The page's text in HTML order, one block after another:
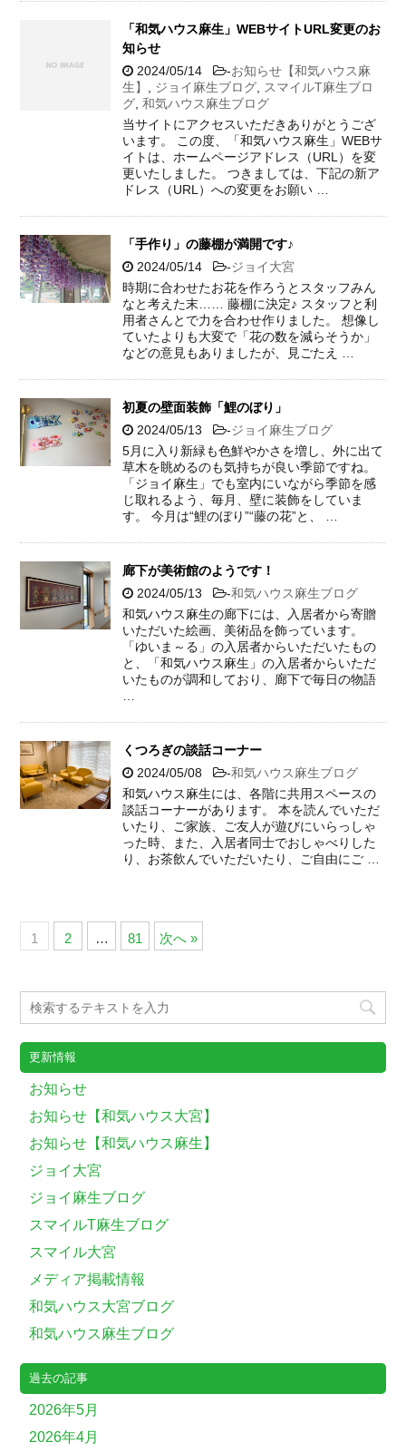
「和気ハウス麻生」WEBサイトURL変更のお
知らせ
2024/05/14
-お知らせ【和気ハウス麻
生】
ジョイ麻生ブログ
スマイルT麻生ブロ
グ ,和気ハウス麻生ブログ
当サイトにアクセスいただきありがとうござ
います。 この度、「和気ハウス麻生」WEBサ
イトは、ホームページアドレス（URL）を変
更いたしました。 つきましては、下記の新ア
ドレス（URL）への変更をお願い …
「手作り」の藤棚が満開です♪
2024/05/14
-ジョイ大宮
時期に合わせたお花を作ろうとスタッフみん
なと考えた末…… 藤棚に決定♪ スタッフと利
用者さんとで力を合わせ作りました。 想像し
ていたよりも大変で「花の数を減らそうか」
などの意見もありましたが、見ごたえ …
初夏の壁面装飾「鯉のぼり」
2024/05/13
-ジョイ麻生ブログ
5月に入り新緑も色鮮やかさを増し、外に出て
草木を眺めるのも気持ちが良い季節ですね。
「ジョイ麻生」でも室内にいながら季節を感
じ取れるよう、毎月、壁に装飾をしていま
す。 今月は“鯉のぼり”“藤の花”と、 …
廊下が美術館のようです！
2024/05/13
-和気ハウス麻生ブログ
和気ハウス麻生の廊下には、入居者から寄贈
いただいた絵画、美術品を飾っています。
「ゆいま～る」の入居者からいただいたもの
と、「和気ハウス麻生」の入居者からいただ
いたものが調和しており、廊下で毎日の物語
くつろぎの談話コーナー
2024/05/08
-和気ハウス麻生ブログ
和気ハウス麻生には、各階に共用スペースの
談話コーナーがあります。 本を読んでいただ
いたり、ご家族、ご友人が遊びにいらっしゃ
った時、また、入居者同士でおしゃべりした
り、お茶飲んでいただいたり、ご自由にご …
1 2 … 81 次へ »
更新情報
お知らせ
お知らせ【和気ハウス大宮】
お知らせ【和気ハウス麻生】
ジョイ大宮
ジョイ麻生ブログ
スマイルT麻生ブログ
スマイル大宮
メディア掲載情報
和気ハウス大宮ブログ
和気ハウス麻生ブログ
過去の記事
2026年5月
2026年4月